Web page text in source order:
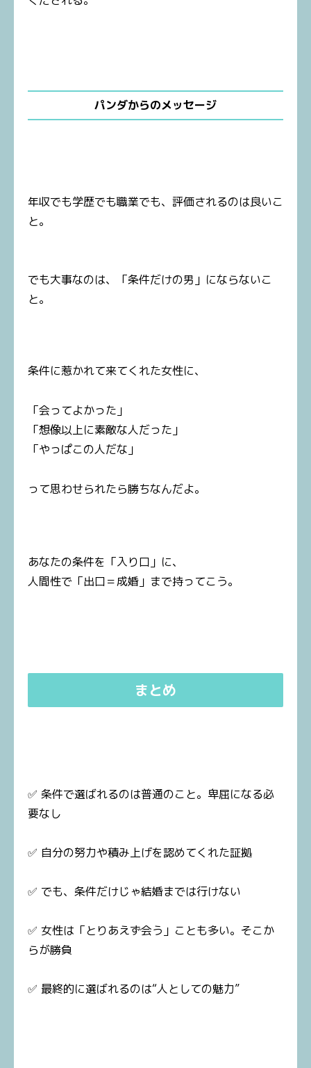
パンダからのメッセージ
年収でも学歴でも職業でも、評価されるのは良いこ
と。
でも大事なのは、「条件だけの男」にならないこ
と。
条件に惹かれて来てくれた女性に、
「会ってよかった」
「想像以上に素敵な人だった」
「やっぱこの人だな」
って思わせられたら勝ちなんだよ。
あなたの条件を「入り口」に、
人間性で「出口＝成婚」まで持ってこう。
まとめ
✅ 条件で選ばれるのは普通のこと。卑屈になる必
要なし
✅ 自分の努力や積み上げを認めてくれた証拠
✅ でも、条件だけじゃ結婚までは行けない
✅ 女性は「とりあえず会う」ことも多い。そこか
らが勝負
✅ 最終的に選ばれるのは“人としての魅力”